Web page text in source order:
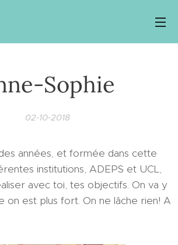
Sophie
02-10-2018
années, et formée dans cette
institutions, ADEPS et UCL,
avec toi, tes objectifs. On va y
on est plus fort. On ne lâche rien! A